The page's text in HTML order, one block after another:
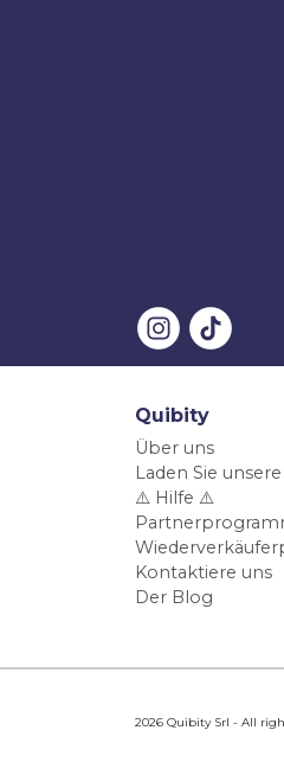
Quibity
Über uns
Laden Sie
⚠️ Hilfe ⚠️
Kontaktiere uns
Der Blog
2026 Quibity Srl - All